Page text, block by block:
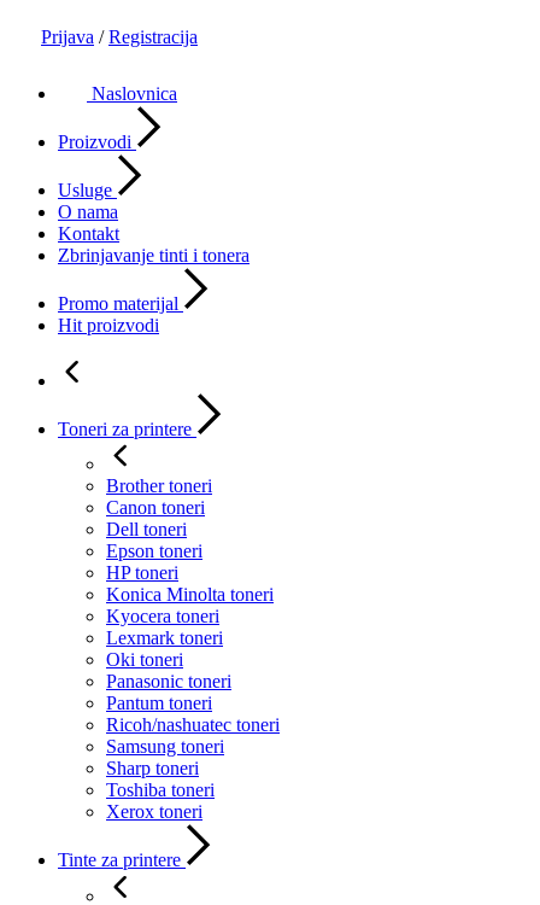
Prijava / Registracija
Naslovnica
Proizvodi
Usluge
O nama
Kontakt
Zbrinjavanje tinti i tonera
Promo materijal
Hit proizvodi
Toneri za printere
Brother toneri
Canon toneri
Dell toneri
Epson toneri
HP toneri
Konica Minolta toneri
Kyocera toneri
Lexmark toneri
Oki toneri
Panasonic toneri
Pantum toneri
Ricoh/nashuatec toneri
Samsung toneri
Sharp toneri
Toshiba toneri
Xerox toneri
Tinte za printere